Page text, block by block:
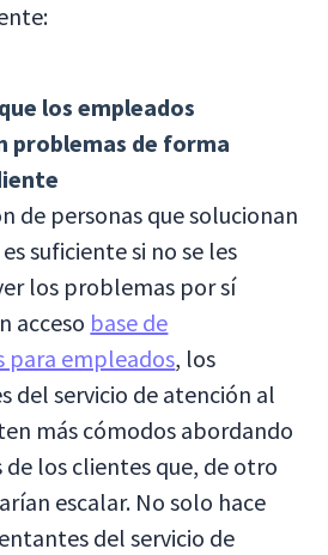
los empleados
problemas de forma
de personas que solucionan
suficiente si no se les
los problemas por sí
acceso base de
para empleados, los
del servicio de atención al
más cómodos abordando
los clientes que, de otro
escalar. No solo hace
del servicio de